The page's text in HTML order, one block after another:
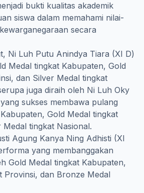
bukti kualitas akademik
siswa dalam memahami nilai-
secara
Ni Luh Putu Anindya Tiara (XI D)
Medal tingkat Kabupaten, Gold
dan Silver Medal tingkat
juga diraih oleh Ni Luh Oky
sukses membawa pulang
Gold Medal tingkat
tingkat Nasional.
Agung Kanya Ning Adhisti (XI
yang membanggakan
Gold Medal tingkat Kabupaten,
Provinsi, dan Bronze Medal